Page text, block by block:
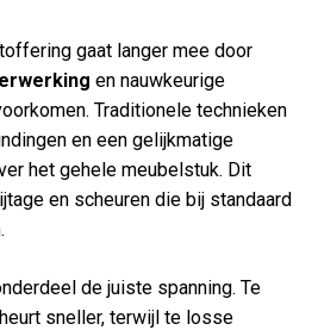
gaat langer mee door
en nauwkeurige
Traditionele technieken
en een gelijkmatige
het gehele meubelstuk. Dit
en scheuren die bij standaard
de juiste spanning. Te
sneller, terwijl te losse